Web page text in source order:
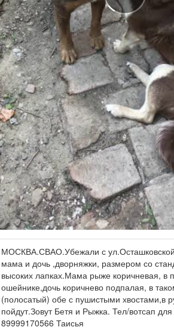
МОСКВА.СВАО.Убежали с ул.Осташковской
мама и дочь ,дворняжки, размером со
высоких лапках.Мама рыже коричневая, в
ошейнике,дочь коричнево подпалая, в
(полосатый) обе с пушистыми хвостами,в
пойдут.Зовут Бетя и Рыжка. Тел/вотсап для
89999170566 Таисья